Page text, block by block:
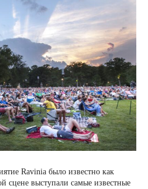
Ravinia было известно как
сцене выступали самые известные